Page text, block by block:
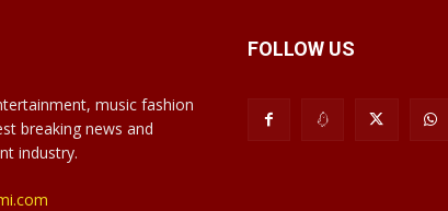
music fashion
breaking news and
industry.
FOLLOW US